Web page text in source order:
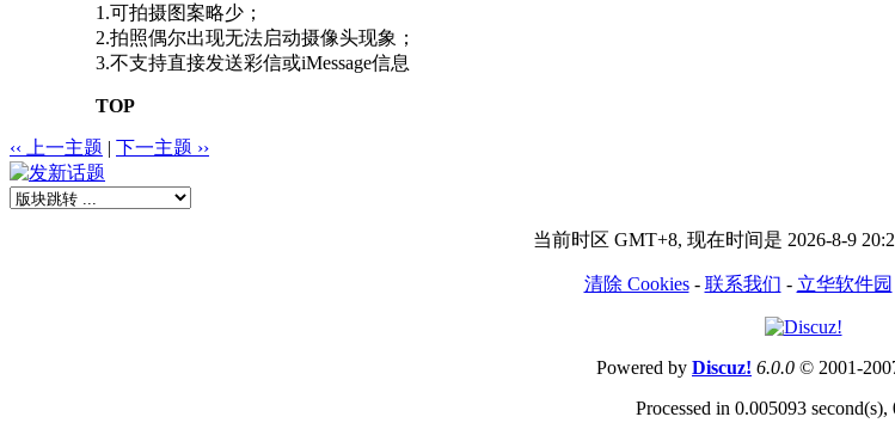
1.可拍摄图案略少；
2.拍照偶尔出现无法启动摄像头现象；
3.不支持直接发送彩信或iMessage信息
TOP
‹‹ 上一主题 | 下一主题 ››
当前时区 GMT+8, 现在时间是 2026-8-9
清除 Cookies- 联系我们 - 立华软件园
Powered by Discuz! 6.0.0 © 2001-
Processed in 0.005093 second(s),